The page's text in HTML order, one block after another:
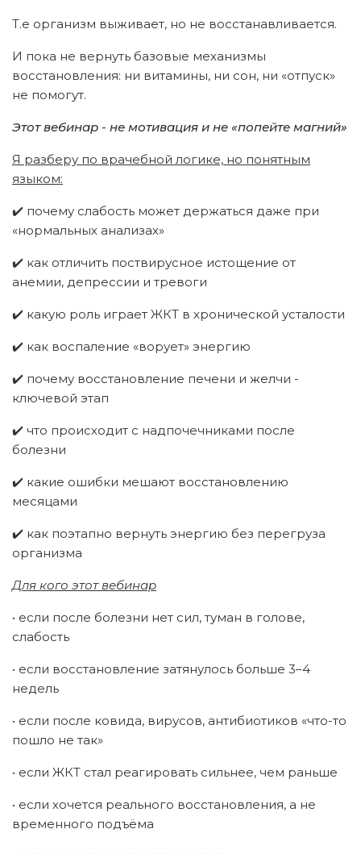
Т.е организм выживает, но не восстанавливается.
И пока не вернуть базовые механизмы
восстановления: ни витамины, ни сон, ни «отпуск»
не помогут.
Этот вебинар - не мотивация и не «попейте магний»
Я разберу по врачебной логике, но понятным
языком:
✔️ почему слабость может держаться даже при
«нормальных анализах»
✔️ как отличить поствирусное истощение от
анемии, депрессии и тревоги
✔️ какую роль играет ЖКТ в хронической усталости
✔️ как воспаление «ворует» энергию
✔️ почему восстановление печени и желчи -
ключевой этап
✔️ что происходит с надпочечниками после
болезни
✔️ какие ошибки мешают восстановлению
месяцами
✔️ как поэтапно вернуть энергию без перегруза
организма
Для кого этот вебинар
• если после болезни нет сил, туман в голове,
слабость
• если восстановление затянулось больше 3–4
недель
• если после ковида, вирусов, антибиотиков «что-то
пошло не так»
• если ЖКТ стал реагировать сильнее, чем раньше
• если хочется реального восстановления, а не
временного подъёма